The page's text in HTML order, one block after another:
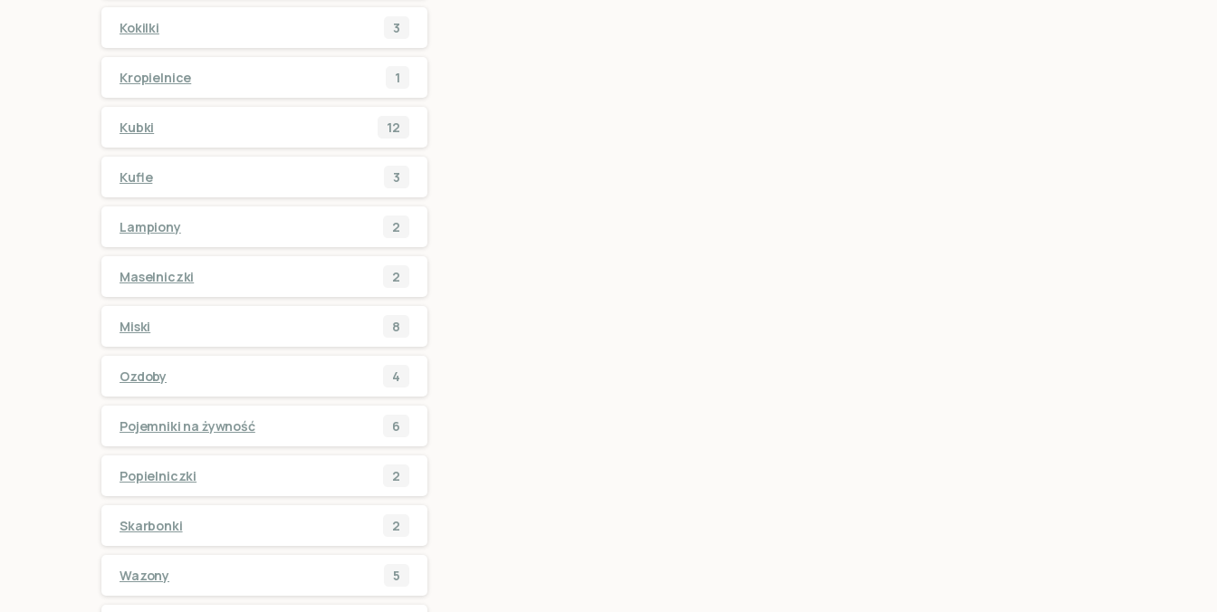
Kokilki 3
Kropielnice 1
Kubki 12
Kufle 3
Lampiony 2
Maselniczki 2
Miski 8
Ozdoby 4
Pojemniki na żywność 6
Popielniczki 2
Skarbonki 2
Wazony 5